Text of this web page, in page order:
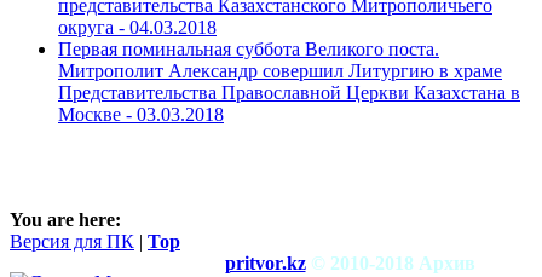
представительства Казахстанского Митрополичьего
округа - 04.03.2018
Первая поминальная суббота Великого поста.
Митрополит Александр совершил Литургию в храме
Представительства Православной Церкви Казахстана в
Москве - 03.03.2018
You are here:
Версия для ПК | Top
pritvor.kz © 2010-2018 Архив